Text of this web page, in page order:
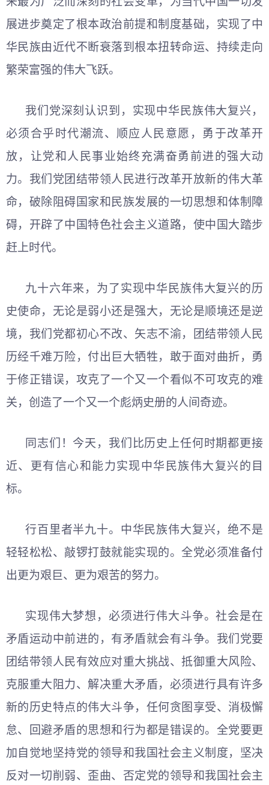
展进步奠定了根本政治前提和制度基础，实现了中
华民族由近代不断衰落到根本扭转命运、持续走向
繁荣富强的伟大飞跃。
我们党深刻认识到，实现中华民族伟大复兴，
必须合乎时代潮流、顺应人民意愿，勇于改革开
放，让党和人民事业始终充满奋勇前进的强大动
力。我们党团结带领人民进行改革开放新的伟大革
命，破除阻碍国家和民族发展的一切思想和体制障
碍，开辟了中国特色社会主义道路，使中国大踏步
赶上时代。
九十六年来，为了实现中华民族伟大复兴的历
史使命，无论是弱小还是强大，无论是顺境还是逆
境，我们党都初心不改、矢志不渝，团结带领人民
历经千难万险，付出巨大牺牲，敢于面对曲折，勇
于修正错误，攻克了一个又一个看似不可攻克的难
关，创造了一个又一个彪炳史册的人间奇迹。
同志们！今天，我们比历史上任何时期都更接
近、更有信心和能力实现中华民族伟大复兴的目
标。
行百里者半九十。中华民族伟大复兴，绝不是
轻轻松松、敲锣打鼓就能实现的。全党必须准备付
出更为艰巨、更为艰苦的努力。
实现伟大梦想，必须进行伟大斗争。社会是在
矛盾运动中前进的，有矛盾就会有斗争。我们党要
团结带领人民有效应对重大挑战、抵御重大风险、
克服重大阻力、解决重大矛盾，必须进行具有许多
新的历史特点的伟大斗争，任何贪图享受、消极懈
怠、回避矛盾的思想和行为都是错误的。全党要更
加自觉地坚持党的领导和我国社会主义制度，坚决
反对一切削弱、歪曲、否定党的领导和我国社会主